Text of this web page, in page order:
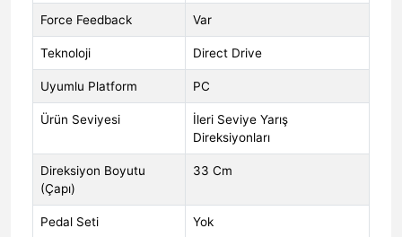
Force Feedback Var
Teknoloji Direct Drive
Uyumlu Platform PC
Ürün Seviyesi
İleri Seviye Yarış
Direksiyonları
Direksiyon Boyutu
(Çapı)
33 Cm
Pedal Seti Yok